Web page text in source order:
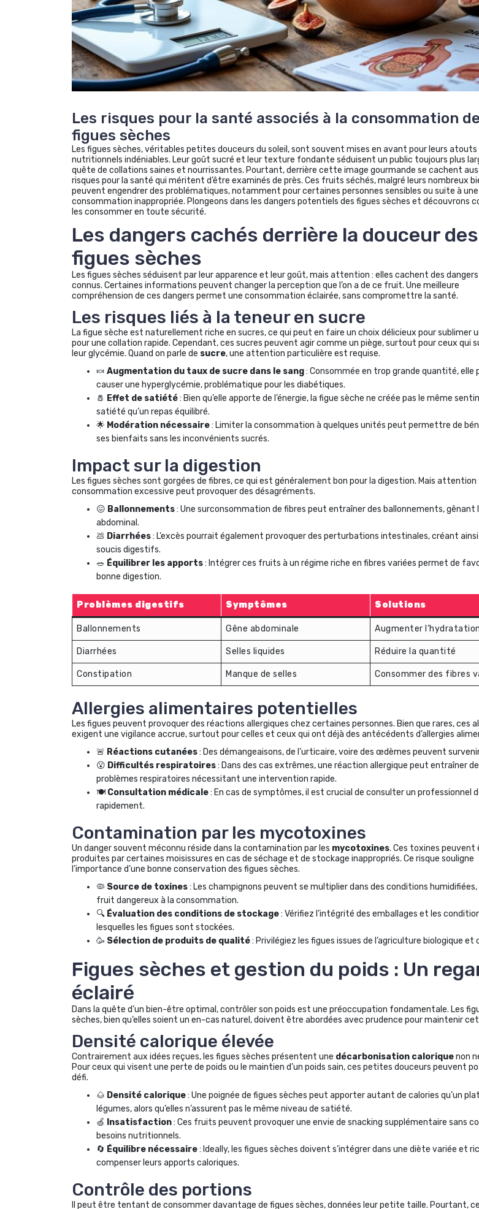
Les risques pour la santé associés à la consommation de
figues sèches
Les figues sèches, véritables petites douceurs du soleil, sont souvent mises en avant pour leurs atouts
nutritionnels indéniables. Leur goût sucré et leur texture fondante séduisent un public toujours plus
quête de collations saines et nourrissantes. Pourtant, derrière cette image gourmande se cachent
risques pour la santé qui méritent d’être examinés de près. Ces fruits séchés, malgré leurs nombreux
peuvent engendrer des problématiques, notamment pour certaines personnes sensibles ou suite à une
consommation inappropriée. Plongeons dans les dangers potentiels des figues sèches et découvrons
les consommer en toute sécurité.
Les dangers cachés derrière la douceur des
figues sèches
Les figues sèches séduisent par leur apparence et leur goût, mais attention : elles cachent des
connus. Certaines informations peuvent changer la perception que l’on a de ce fruit. Une meilleure
compréhension de ces dangers permet une consommation éclairée, sans compromettre la santé.
Les risques liés à la teneur en sucre
La figue sèche est naturellement riche en sucres, ce qui peut en faire un choix délicieux pour sublimer
pour une collation rapide. Cependant, ces sucres peuvent agir comme un piège, surtout pour ceux qui
leur glycémie. Quand on parle de sucre, une attention particulière est requise.
🍬 Augmentation du taux de sucre dans le sang: Consommée en trop grande quantité, elle
causer une hyperglycémie, problématique pour les diabétiques.
🧂 Effet de satiété: Bien qu’elle apporte de l’énergie, la figue sèche ne créée pas le même
satiété qu’un repas équilibré.
🌟 Modération nécessaire: Limiter la consommation à quelques unités peut permettre de
ses bienfaits sans les inconvénients sucrés.
Impact sur la digestion
Les figues sèches sont gorgées de fibres, ce qui est généralement bon pour la digestion. Mais attention
consommation excessive peut provoquer des désagréments.
😖 Ballonnements: Une surconsommation de fibres peut entraîner des ballonnements,
abdominal.
💩 Diarrhées: L’excès pourrait également provoquer des perturbations intestinales, créant ainsi
soucis digestifs.
🥗 Équilibrer les apports: Intégrer ces fruits à un régime riche en fibres variées permet de
bonne digestion.
Problèmes digestifs Symptômes Solutions
Ballonnements Gêne abdominale Augmenter l’hydratation
Diarrhées Selles liquides Réduire la quantité
Constipation Manque de selles Consommer des fibres
Allergies alimentaires potentielles
Les figues peuvent provoquer des réactions allergiques chez certaines personnes. Bien que rares, ces
exigent une vigilance accrue, surtout pour celles et ceux qui ont déjà des antécédents d’allergies
🚨 Réactions cutanées: Des démangeaisons, de l’urticaire, voire des œdèmes peuvent
😮 Difficultés respiratoires: Dans des cas extrêmes, une réaction allergique peut entraîner
problèmes respiratoires nécessitant une intervention rapide.
🍽️ Consultation médicale: En cas de symptômes, il est crucial de consulter un professionnel
rapidement.
Contamination par les mycotoxines
Un danger souvent méconnu réside dans la contamination par les mycotoxines. Ces toxines peuvent
produites par certaines moisissures en cas de séchage et de stockage inappropriés. Ce risque souligne
l’importance d’une bonne conservation des figues sèches.
🦠 Source de toxines: Les champignons peuvent se multiplier dans des conditions
fruit dangereux à la consommation.
🔍 Évaluation des conditions de stockage: Vérifiez l’intégrité des emballages et les
lesquelles les figues sont stockées.
🥳 Sélection de produits de qualité: Privilégiez les figues issues de l’agriculture biologique et
Figues sèches et gestion du poids : Un
éclairé
Dans la quête d’un bien-être optimal, contrôler son poids est une préoccupation fondamentale. Les
sèches, bien qu’elles soient un en-cas naturel, doivent être abordées avec prudence pour maintenir
Densité calorique élevée
Contrairement aux idées reçues, les figues sèches présentent une décarbonisation caloriquenon
Pour ceux qui visent une perte de poids ou le maintien d’un poids sain, ces petites douceurs peuvent
défi.
🌰 Densité calorique: Une poignée de figues sèches peut apporter autant de calories qu’un
légumes, alors qu’elles n’assurent pas le même niveau de satiété.
🍏 Insatisfaction: Ces fruits peuvent provoquer une envie de snacking supplémentaire sans
besoins nutritionnels.
🔄 Équilibre nécessaire: Ideally, les figues sèches doivent s’intégrer dans une diète variée et
compenser leurs apports caloriques.
Contrôle des portions
Il peut être tentant de consommer davantage de figues sèches, données leur petite taille. Pourtant,